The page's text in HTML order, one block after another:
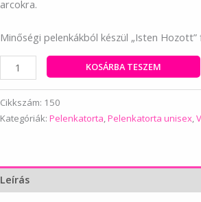
arcokra.
Minőségi pelenkákból készül „Isten
Napraforgós
pelenkatorta
mennyiség
KOSÁRBA TESZEM
Cikkszám: 150
Kategóriák: Pelenkatorta,Pelenkatorta unisex,
Leírás